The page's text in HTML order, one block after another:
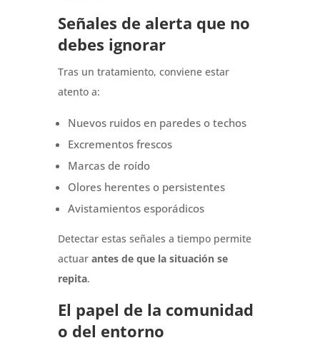
Señales de alerta que no
debes ignorar
Tras un tratamiento, conviene estar
atento a:
Nuevos ruidos en paredes o techos
Excrementos frescos
Marcas de roído
Olores herentes o persistentes
Avistamientos esporádicos
Detectar estas señales a tiempo permite
actuar antes de que la situación se
repita.
El papel de la comunidad
o del entorno